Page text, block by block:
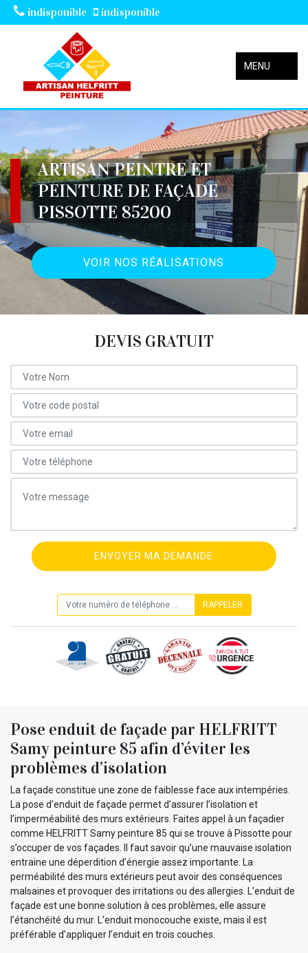
indisponible indisponible
MENU
ARTISAN PEINTRE ET
PEINTURE DE FAÇADE
PISSOTTE 85200
VOIR NOS RÉALISATIONS
DEVIS GRATUIT
Pose enduit de façade par HELFRITT
Samy peinture 85 afin d’éviter les
problèmes d’isolation
La façade constitue une zone de faiblesse face aux intempéries.
La pose d’enduit de façade permet d’assurer l’isolation et
l’imperméabilité des murs extérieurs. Faites appel à un façadier
comme HELFRITT Samy peinture 85 qui se trouve à Pissotte pour
s’occuper de vos façades. Il faut savoir qu’une mauvaise isolation
entraine une déperdition d’énergie assez importante. La
perméabilité des murs extérieurs peut avoir des conséquences
malsaines et provoquer des irritations ou des allergies. L’enduit de
façade est une bonne solution à ces problèmes, elle assure
l’étanchéité du mur. L’enduit monocouche existe, mais il est
préférable d’appliquer l’enduit en trois couches.